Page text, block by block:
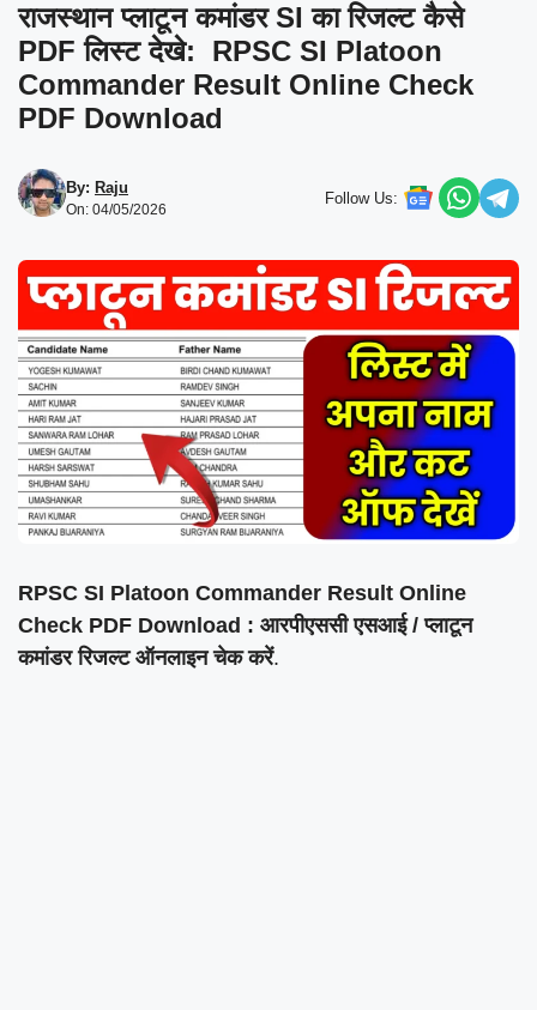
राजस्थान प्लाटून कमांडर SI का रिजल्ट कैसे
PDF लिस्ट देखे: RPSC SI Platoon
Commander Result Online Check
PDF Download
By: Raju
On: 04/05/2026
Follow Us:
RPSC SI Platoon Commander Result Online
Check PDF Download : आरपीएससी एसआई / प्लाटून
कमांडर रिजल्ट ऑनलाइन चेक करें.